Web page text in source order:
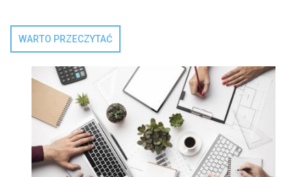
WARTO PRZECZYTAĆ